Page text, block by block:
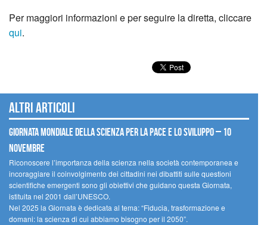
Per maggiori informazioni e per seguire la diretta, cliccare
qui.
Altri articoli
Giornata mondiale della scienza per la pace e lo sviluppo – 10
novembre
Riconoscere l’importanza della scienza nella società contemporanea e
incoraggiare il coinvolgimento dei cittadini nei dibattiti sulle questioni
scientifiche emergenti sono gli obiettivi che guidano questa Giornata,
istituita nel 2001 dall’UNESCO.
Nel 2025 la Giornata è dedicata al tema: “Fiducia, trasformazione e
domani: la scienza di cui abbiamo bisogno per il 2050”.